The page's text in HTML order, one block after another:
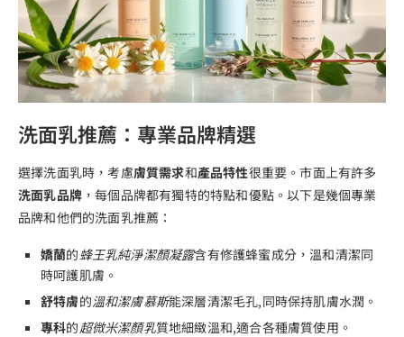
洗面乳推薦：專業品牌精選
選擇洗面乳時，考慮膚質需求和產品特性很重要。市面上有許多
洗面乳品牌 ，每個品牌都有獨特的特點和優點。以下是幾個專業
品牌和他們的洗面乳推薦：
嬌蘭的 蜂王乳純淨潔顏凝露含有修護蜂蜜成分，溫和清潔同
時呵護肌膚。
舒特膚的溫和潔膚慕斯能深層清潔毛孔,同時保持肌膚水潤。
專科的超微米潔顏乳質地細緻溫和,適合各種膚質使用。